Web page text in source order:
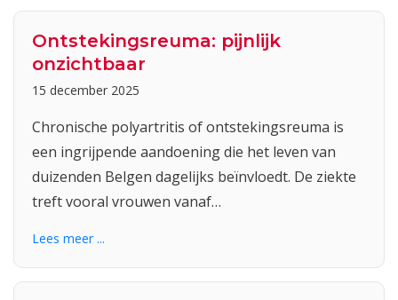
Ontstekingsreuma: pijnlijk
onzichtbaar
15 december 2025
Chronische polyartritis of ontstekingsreuma is
een ingrijpende aandoening die het leven van
duizenden Belgen dagelijks beïnvloedt. De ziekte
treft vooral vrouwen vanaf…
Lees meer ...